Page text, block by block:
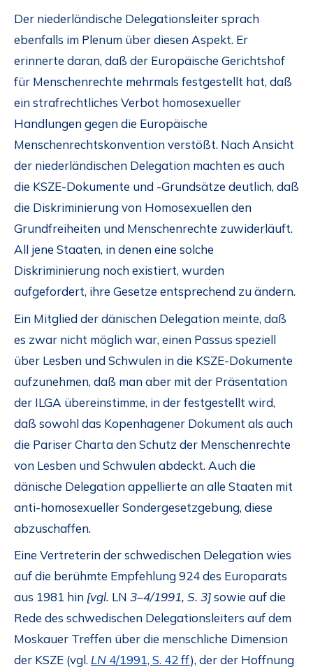
Der niederländische Delegationsleiter sprach
ebenfalls im Plenum über diesen Aspekt. Er
erinnerte daran, daß der Europäische Gerichtshof
für Menschenrechte mehrmals festgestellt hat, daß
ein strafrechtliches Verbot homosexueller
Handlungen gegen die Europäische
Menschenrechtskonvention verstößt. Nach Ansicht
der niederländischen Delegation machten es auch
die KSZE-Dokumente und -Grundsätze deutlich, daß
die Diskriminierung von Homosexuellen den
Grundfreiheiten und Menschenrechte zuwiderläuft.
All jene Staaten, in denen eine solche
Diskriminierung noch existiert, wurden
aufgefordert, ihre Gesetze entsprechend zu ändern.
Ein Mitglied der dänischen Delegation meinte, daß
es zwar nicht möglich war, einen Passus speziell
über Lesben und Schwulen in die KSZE-Dokumente
aufzunehmen, daß man aber mit der Präsentation
der ILGA übereinstimme, in der festgestellt wird,
daß sowohl das Kopenhagener Dokument als auch
die Pariser Charta den Schutz der Menschenrechte
von Lesben und Schwulen abdeckt. Auch die
dänische Delegation appellierte an alle Staaten mit
anti-homosexueller Sondergesetzgebung, diese
abzuschaffen.
Eine Vertreterin der schwedischen Delegation wies
auf die berühmte Empfehlung 924 des Europarats
aus 1981 hin [vgl. LN 3–4/1991, S. 3]sowie auf die
Rede des schwedischen Delegationsleiters auf dem
Moskauer Treffen über die menschliche Dimension
der KSZE (vgl. LN 4/1991, S. 42 ff), der der Hoffnung